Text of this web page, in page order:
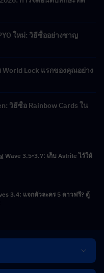
ใหม่: วิธีซื้ออย่างชาญ
Lock แรกของคุณอย่าง
วิธีซื้อ Rainbow Cards ใน
Wave 3.5-3.7: เก็บ Astrite ไว้ให้
3.4: แจกตัวละคร 5 ดาวฟรี? ตู้